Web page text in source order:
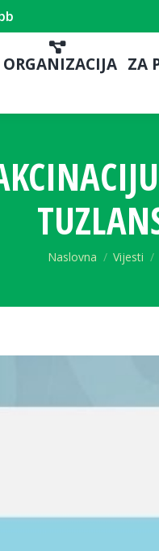
ORGANIZACIJA ZA
You are here:
Naslovna Vijesti